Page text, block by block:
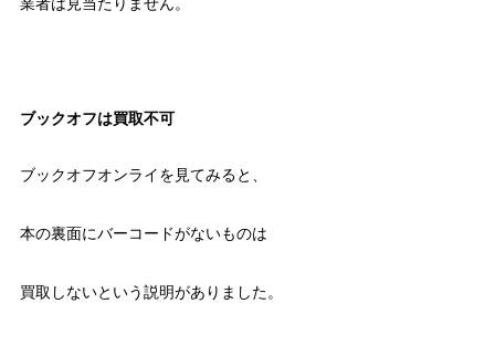
業者は見当たりません。
ブックオフは買取不可
ブックオフオンライを見てみると、
本の裏面にバーコードがないものは
買取しないという説明がありました。